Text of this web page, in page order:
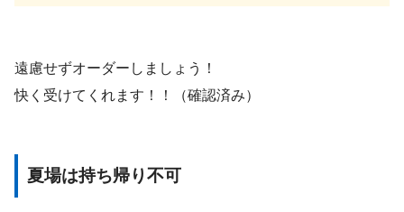
遠慮せずオーダーしましょう！
快く受けてくれます！！（確認済み）
夏場は持ち帰り不可